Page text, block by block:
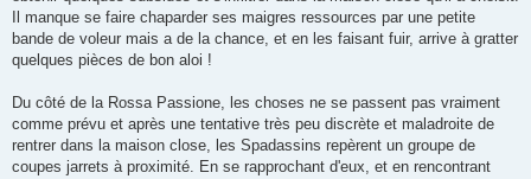
Il manque se faire chaparder ses maigres ressources par une petite
bande de voleur mais a de la chance, et en les faisant fuir, arrive à gratter
quelques pièces de bon aloi !
Du côté de la Rossa Passione, les choses ne se passent pas vraiment
comme prévu et après une tentative très peu discrète et maladroite de
rentrer dans la maison close, les Spadassins repèrent un groupe de
coupes jarrets à proximité. En se rapprochant d'eux, et en rencontrant